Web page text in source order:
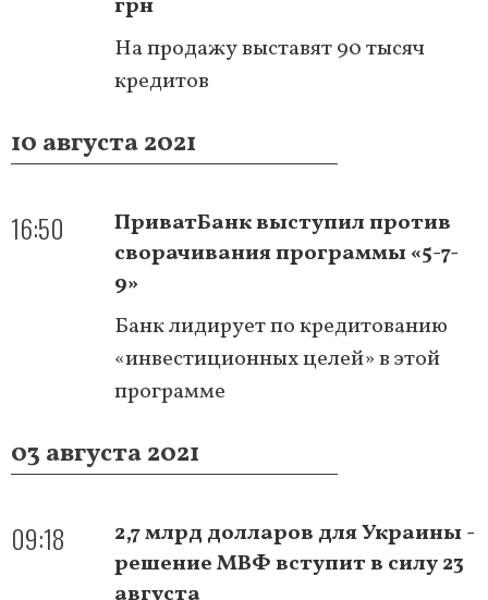
грн
На продажу выставят 90 тысяч
кредитов
10 августа 2021
16:50
ПриватБанк выступил против
сворачивания программы «5-7-
9»
Банк лидирует по кредитованию
«инвестиционных целей» в этой
программе
03 августа 2021
09:18
2,7 млрд долларов для Украины -
решение МВФ вступит в силу 23